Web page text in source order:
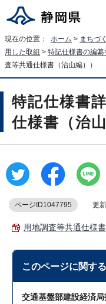
現在の位置： ホーム > まちづ
用した取組 > 特記仕様書の編纂
査等共通仕様書（治山編））
特記仕様書
仕様書（治山
ページID1047795 更新
用地調査等共通仕様
このページに関する
交通基盤部建設経済